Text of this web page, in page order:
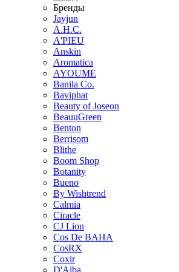
Бренды
Jayjun
A.H.C.
A'PIEU
Anskin
Aromatica
AYOUME
Banila Co.
Baviphat
Beauty of Joseon
BeauuGreen
Benton
Berrisom
Blithe
Boom Shop
Botanity
Bueno
By Wishtrend
Calmia
Ciracle
CJ Lion
Cos De BAHA
CosRX
Coxir
D'Alba